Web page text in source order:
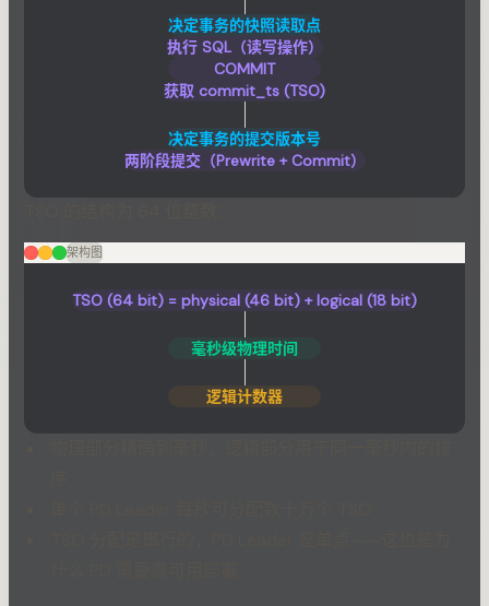
决定事务的快照读取点
执行 SQL（读写操作）
COMMIT
获取 commit_ts (TSO)
决定事务的提交版本号
两阶段提交（Prewrite + Commit）
架构图
TSO (64 bit) = physical (46 bit) + logical (18 bit)
毫秒级物理时间
逻辑计数器